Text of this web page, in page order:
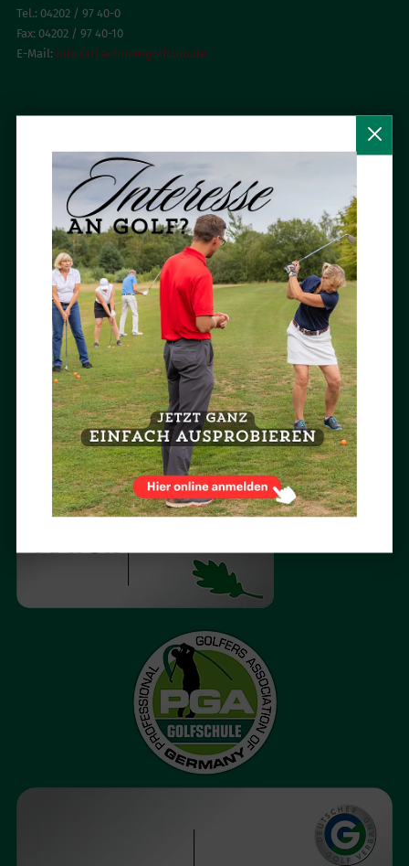
Tel.: 04202 / 97 40-0
Fax: 04202 / 97 40-10
E-Mail: info (at) achimergolfclub.de
NEWSLETTER ABONNIEREN
Mit dem Newsletter des Achimer Golfclubs bist Du immer aktuell und
ganz persönlich informiert.
Jetzt abonnieren »
BESUCH UNS AUF INSTAGRAM
AUSGEZEICHNET
Im Achimer Golfclub ausgezeichnet Golf spielen und Golf lernen.